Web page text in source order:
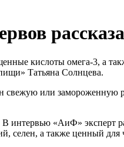
кислоты омега-3, а
Татьяна Солнцева.
или замороженную
В интервью «АиФ»
селен, а также ценный для